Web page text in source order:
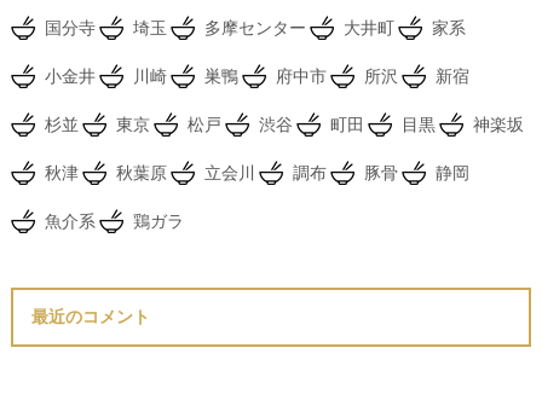
国分寺 埼玉 多摩センター 大井町 家系
小金井 川崎 巣鴨 府中市 所沢 新宿
杉並 東京 松戸 渋谷 町田 目黒 神楽坂
秋津 秋葉原 立会川 調布 豚骨 静岡
魚介系 鶏ガラ
最近のコメント